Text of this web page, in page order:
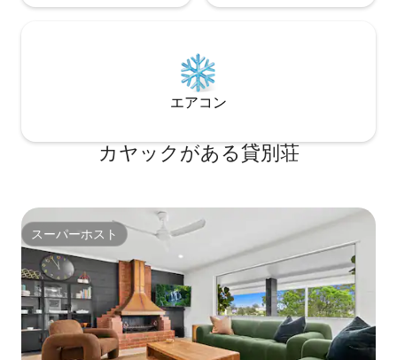
エアコン
カヤックがある貸別荘
スーパーホスト
スーパーホスト